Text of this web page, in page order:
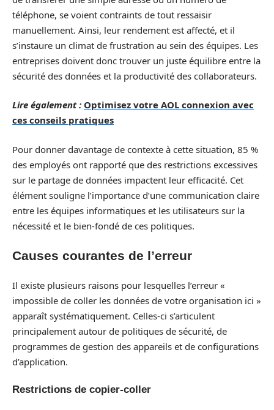
téléphone, se voient contraints de tout ressaisir
manuellement. Ainsi, leur rendement est affecté, et il
s’instaure un climat de frustration au sein des équipes. Les
entreprises doivent donc trouver un juste équilibre entre la
sécurité des données et la productivité des collaborateurs.
Lire également : Optimisez votre AOL connexion avec
ces conseils pratiques
Pour donner davantage de contexte à cette situation, 85 %
des employés ont rapporté que des restrictions excessives
sur le partage de données impactent leur efficacité. Cet
élément souligne l’importance d’une communication claire
entre les équipes informatiques et les utilisateurs sur la
nécessité et le bien-fondé de ces politiques.
Causes courantes de l’erreur
Il existe plusieurs raisons pour lesquelles l’erreur «
impossible de coller les données de votre organisation ici »
apparaît systématiquement. Celles-ci s’articulent
principalement autour de politiques de sécurité, de
programmes de gestion des appareils et de configurations
d’application.
Restrictions de copier-coller